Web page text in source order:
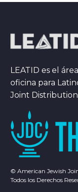
LEATID es el
oficina para
Joint
© American Jewish
Todos los Derechos